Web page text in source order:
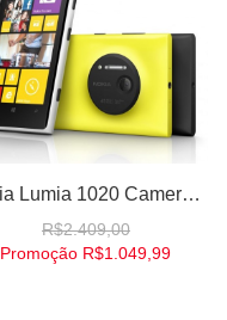
R$2.409,00
Promoção R$1.049,99